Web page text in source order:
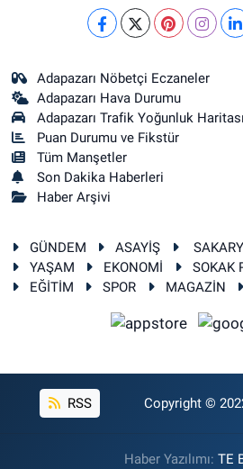
Adapazarı Nöbetçi Eczaneler
Adapazarı Hava Durumu
Adapazarı Trafik Yoğunluk Haritası
Puan Durumu ve Fikstür
Tüm Manşetler
Son Dakika Haberleri
Haber Arşivi
GÜNDEM ASAYİŞ
YAŞAM
EKONOMİ
SOKAK
EĞİTİM
SPOR MAGAZİN
RSS Copyright ©
Haber Yazılımı: TE